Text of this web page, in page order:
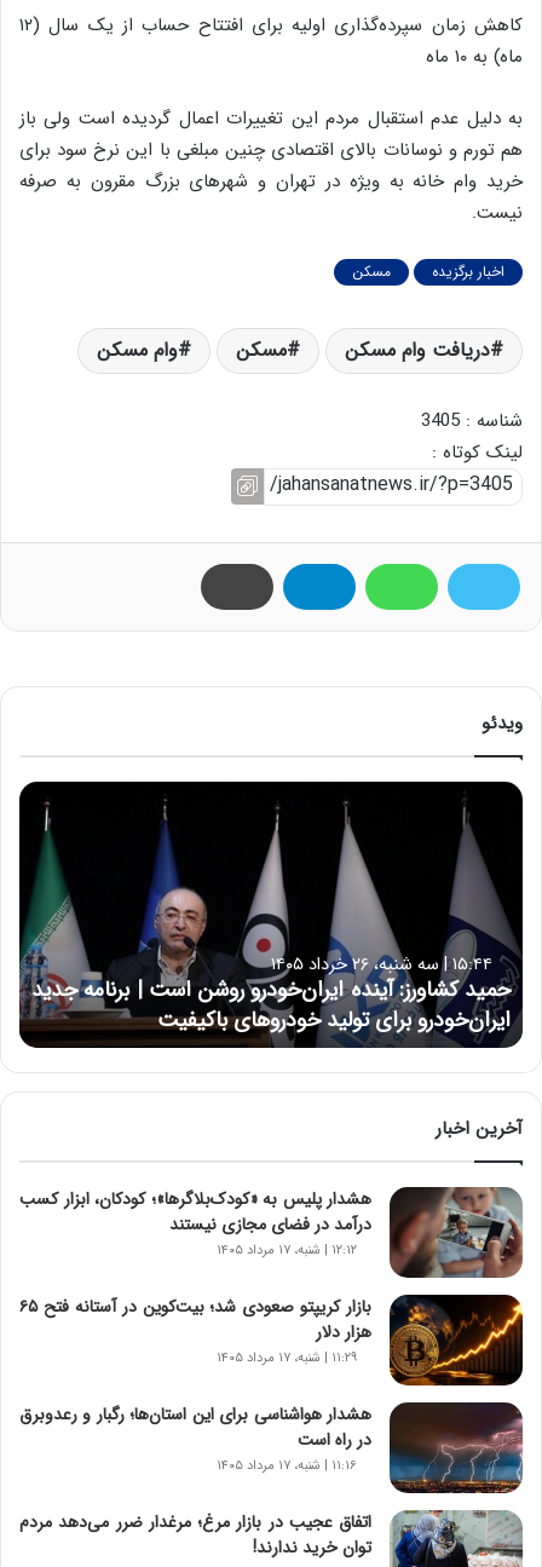
کاهش زمان سپرده‌گذاری اولیه برای افتتاح حساب از یک سال (۱۲
ماه) به ۱۰ ماه
به دلیل عدم استقبال مردم این تغییرات اعمال گردیده است ولی باز
هم تورم و نوسانات بالای اقتصادی چنین مبلغی با این نرخ سود برای
خرید وام خانه به ویژه در تهران و شهرهای بزرگ مقرون به صرفه
نیست.
اخبار برگزیده مسکن
دریافت وام مسکن مسکن وام مسکن
شناسه : 3405
لینک کوتاه :
ویدئو
ح
ش
ا
و
ر
ز
:
آ
ی
ن
ه
ا
ی
ر
ا
ن‌
خ
و
د
ر
و
ر
و
ش
ن
ا
۱۵:۴۴ | سه شنبه، ۲۶ خرداد ۱۴۰۵
حمید کشاورز: آینده ایران‌خودرو روشن است | برنامه جدید
ایران‌خودرو برای تولید خودروهای باکیفیت
آخرین اخبار
هشدار پلیس به «کودک‌بلاگرها»؛ کودکان، ابزار کسب
درآمد در فضای مجازی نیستند
۱۲:۱۲ | شنبه، ۱۷ مرداد ۱۴۰۵
بازار کریپتو صعودی شد؛ بیت‌کوین در آستانه فتح ۶۵
هزار دلار
۱۱:۲۹ | شنبه، ۱۷ مرداد ۱۴۰۵
هشدار هواشناسی برای این استان‌ها؛ رگبار و رعدوبرق
در راه است
۱۱:۱۶ | شنبه، ۱۷ مرداد ۱۴۰۵
اتفاق عجیب در بازار مرغ؛ مرغدار ضرر می‌دهد مردم
توان خرید ندارند!